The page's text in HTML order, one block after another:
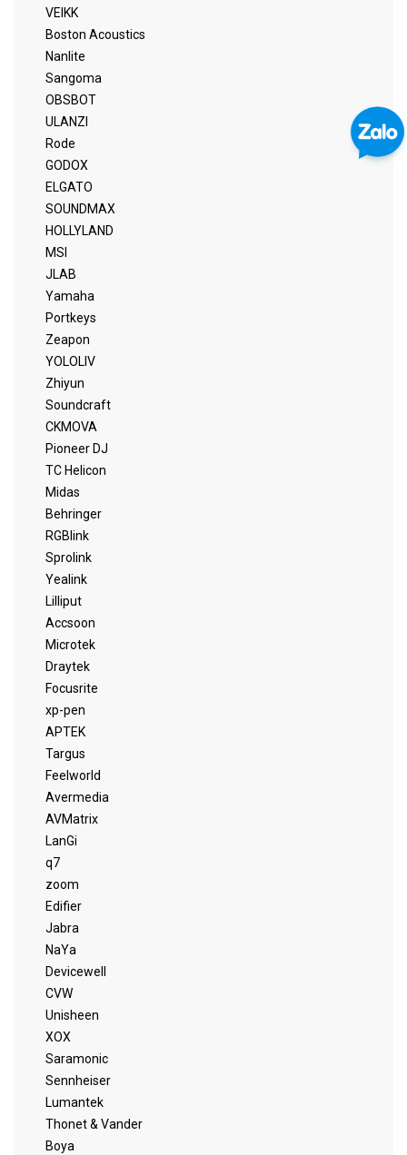
VEIKK
Boston Acoustics
Nanlite
Sangoma
OBSBOT
ULANZI
Rode
GODOX
ELGATO
SOUNDMAX
HOLLYLAND
MSI
JLAB
Yamaha
Portkeys
Zeapon
YOLOLIV
Zhiyun
Soundcraft
CKMOVA
Pioneer DJ
TC Helicon
Midas
Behringer
RGBlink
Sprolink
Yealink
Lilliput
Accsoon
Microtek
Draytek
Focusrite
xp-pen
APTEK
Targus
Feelworld
Avermedia
AVMatrix
LanGi
q7
zoom
Edifier
Jabra
NaYa
Devicewell
CVW
Unisheen
XOX
Saramonic
Sennheiser
Lumantek
Thonet & Vander
Boya